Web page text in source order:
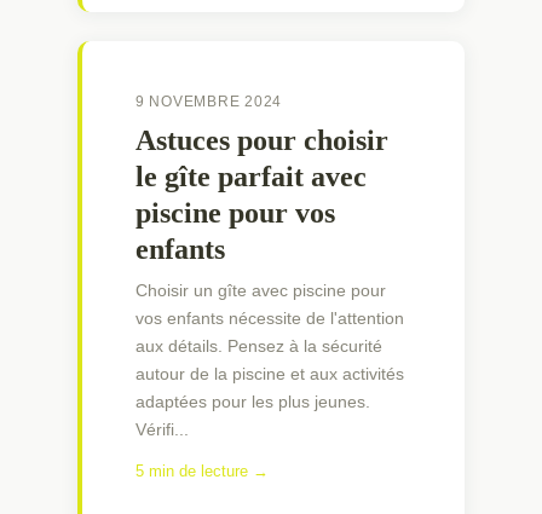
9 NOVEMBRE 2024
Astuces pour choisir
le gîte parfait avec
piscine pour vos
enfants
Choisir un gîte avec piscine pour
vos enfants nécessite de l'attention
aux détails. Pensez à la sécurité
autour de la piscine et aux activités
adaptées pour les plus jeunes.
Vérifi...
5 min de lecture →